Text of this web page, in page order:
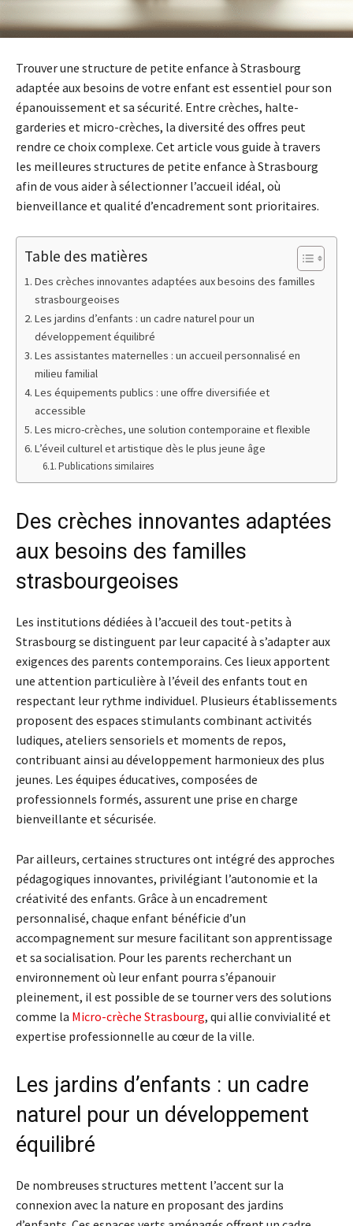
Trouver une structure de petite enfance à Strasbourg
adaptée aux besoins de votre enfant est essentiel pour son
épanouissement et sa sécurité. Entre crèches, halte-
garderies et micro-crèches, la diversité des offres peut
rendre ce choix complexe. Cet article vous guide à travers
les meilleures structures de petite enfance à Strasbourg
afin de vous aider à sélectionner l’accueil idéal, où
bienveillance et qualité d’encadrement sont prioritaires.
Table des matières
Des crèches innovantes adaptées aux besoins des familles
strasbourgeoises
Les jardins d’enfants : un cadre naturel pour un
développement équilibré
Les assistantes maternelles : un accueil personnalisé en
milieu familial
Les équipements publics : une offre diversifiée et
accessible
Les micro-crèches, une solution contemporaine et flexible
L’éveil culturel et artistique dès le plus jeune âge
Publications similaires
Des crèches innovantes adaptées
aux besoins des familles
strasbourgeoises
Les institutions dédiées à l’accueil des tout-petits à
Strasbourg se distinguent par leur capacité à s’adapter aux
exigences des parents contemporains. Ces lieux apportent
une attention particulière à l’éveil des enfants tout en
respectant leur rythme individuel. Plusieurs établissements
proposent des espaces stimulants combinant activités
ludiques, ateliers sensoriels et moments de repos,
contribuant ainsi au développement harmonieux des plus
jeunes. Les équipes éducatives, composées de
professionnels formés, assurent une prise en charge
bienveillante et sécurisée.
Par ailleurs, certaines structures ont intégré des approches
pédagogiques innovantes, privilégiant l’autonomie et la
créativité des enfants. Grâce à un encadrement
personnalisé, chaque enfant bénéficie d’un
accompagnement sur mesure facilitant son apprentissage
et sa socialisation. Pour les parents recherchant un
environnement où leur enfant pourra s’épanouir
pleinement, il est possible de se tourner vers des solutions
comme la Micro-crèche Strasbourg, qui allie convivialité et
expertise professionnelle au cœur de la ville.
Les jardins d’enfants : un cadre
naturel pour un développement
équilibré
De nombreuses structures mettent l’accent sur la
connexion avec la nature en proposant des jardins